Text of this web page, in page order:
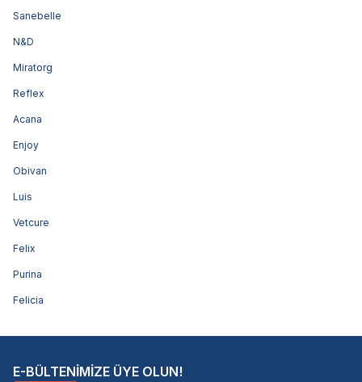
Sanebelle
N&D
Miratorg
Reflex
Acana
Enjoy
Obivan
Luis
Vetcure
Felix
Purina
Felicia
E-BÜLTENİMİZE ÜYE OLUN!